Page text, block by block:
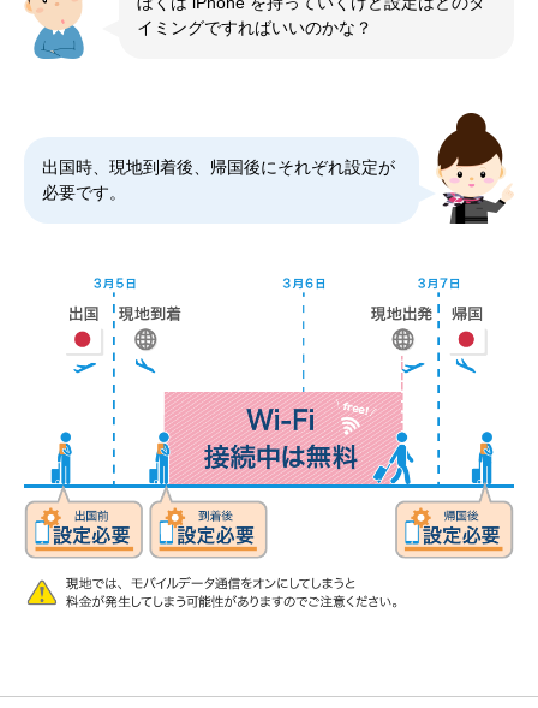
イミングですればいいのかな？
出国時、現地到着後、帰国後にそれぞれ設定が
必要です。